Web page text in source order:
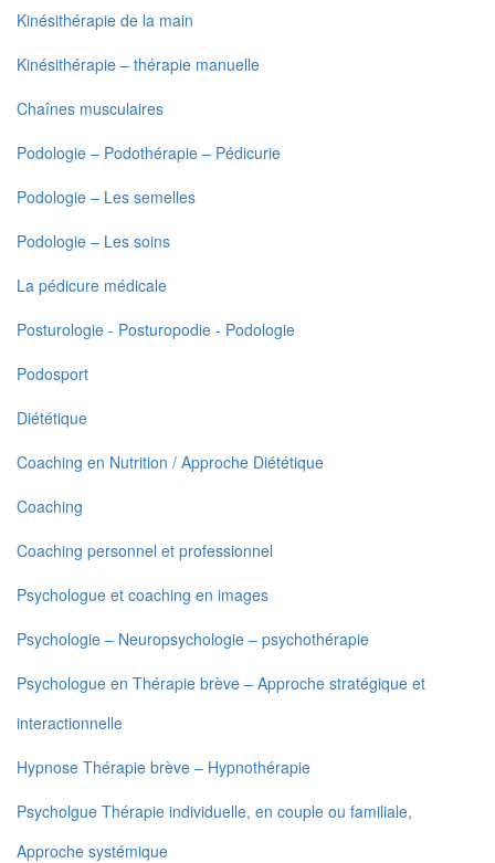
Kinésithérapie de la main
Kinésithérapie – thérapie manuelle
Chaînes musculaires
Podologie – Podothérapie – Pédicurie
Podologie – Les semelles
Podologie – Les soins
La pédicure médicale
Posturologie - Posturopodie - Podologie
Podosport
Diététique
Coaching en Nutrition / Approche Diététique
Coaching
Coaching personnel et professionnel
Psychologue et coaching en images
Psychologie – Neuropsychologie – psychothérapie
Psychologue en Thérapie brève – Approche stratégique et
interactionnelle
Hypnose Thérapie brève – Hypnothérapie
Psycholgue Thérapie individuelle, en couple ou familiale,
Approche systémique